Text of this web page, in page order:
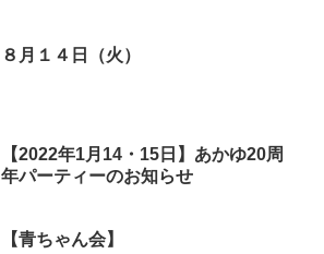
８月１４日（火）
【2022年1月14・15日】あかゆ20周
年パーティーのお知らせ
【青ちゃん会】